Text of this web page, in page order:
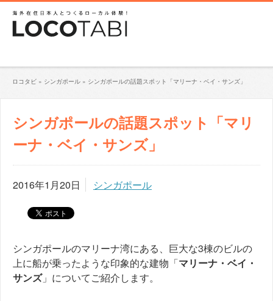
ロコタビ » シンガポール » シンガポールの話題スポット「マリーナ・ベイ・サンズ」
シンガポールの話題スポット「マリ
ーナ・ベイ・サンズ」
2016年1月20日 シンガポール
シンガポールのマリーナ湾にある、巨大な3棟のビルの
上に船が乗ったような印象的な建物「マリーナ・ベイ・
サンズ」についてご紹介します。